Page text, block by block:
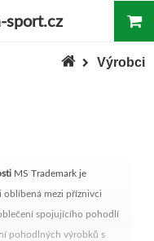
sport.cz
Výrobci
MS Trademark je
mezi příznivci
spojujícího pohodlí
pohodlných výrobků s